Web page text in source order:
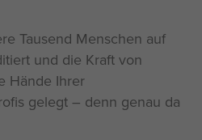
Tausend Menschen auf
und die Kraft von
Hände Ihrer
gelegt – denn genau da